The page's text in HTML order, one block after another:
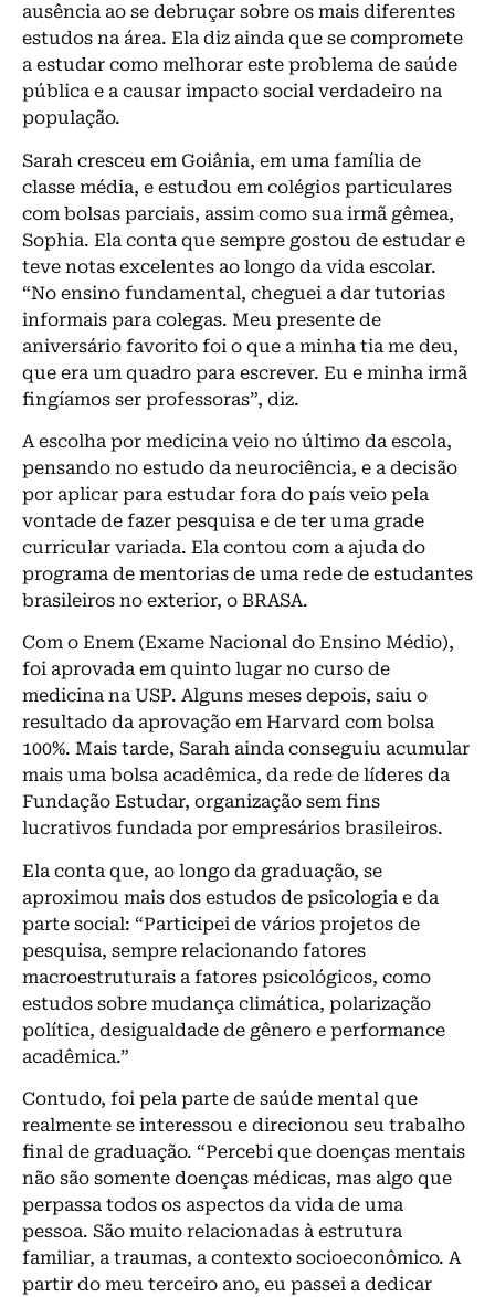
ausência ao se debruçar sobre os mais diferentes
estudos na área. Ela diz ainda que se compromete
a estudar como melhorar este problema de saúde
pública e a causar impacto social verdadeiro na
população.
Sarah cresceu em Goiânia, em uma família de
classe média, e estudou em colégios particulares
com bolsas parciais, assim como sua irmã gêmea,
Sophia. Ela conta que sempre gostou de estudar e
teve notas excelentes ao longo da vida escolar.
“No ensino fundamental, cheguei a dar tutorias
informais para colegas. Meu presente de
aniversário favorito foi o que a minha tia me deu,
que era um quadro para escrever. Eu e minha irmã
fingíamos ser professoras”, diz.
A escolha por medicina veio no último da escola,
pensando no estudo da neurociência, e a decisão
por aplicar para estudar fora do país veio pela
vontade de fazer pesquisa e de ter uma grade
curricular variada. Ela contou com a ajuda do
programa de mentorias de uma rede de estudantes
brasileiros no exterior, o BRASA.
Com o Enem (Exame Nacional do Ensino Médio),
foi aprovada em quinto lugar no curso de
medicina na USP. Alguns meses depois, saiu o
resultado da aprovação em Harvard com bolsa
100%. Mais tarde, Sarah ainda conseguiu acumular
mais uma bolsa acadêmica, da rede de líderes da
Fundação Estudar, organização sem fins
lucrativos fundada por empresários brasileiros.
Ela conta que, ao longo da graduação, se
aproximou mais dos estudos de psicologia e da
parte social: “Participei de vários projetos de
pesquisa, sempre relacionando fatores
macroestruturais a fatores psicológicos, como
estudos sobre mudança climática, polarização
política, desigualdade de gênero e performance
acadêmica.”
Contudo, foi pela parte de saúde mental que
realmente se interessou e direcionou seu trabalho
final de graduação. “Percebi que doenças mentais
não são somente doenças médicas, mas algo que
perpassa todos os aspectos da vida de uma
pessoa. São muito relacionadas à estrutura
familiar, a traumas, a contexto socioeconômico. A
partir do meu terceiro ano, eu passei a dedicar